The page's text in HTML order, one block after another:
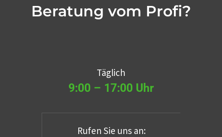
Beratung vom Profi?
Täglich
9:00 – 17:00 Uhr
Rufen Sie uns an: